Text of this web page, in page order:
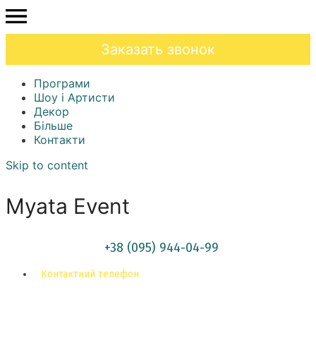
Заказать звонок
Програми
Шоу і Артисти
Декор
Більше
Контакти
Skip to content
Myata Event
+38 (095) 944-04-99
Контактний телефон